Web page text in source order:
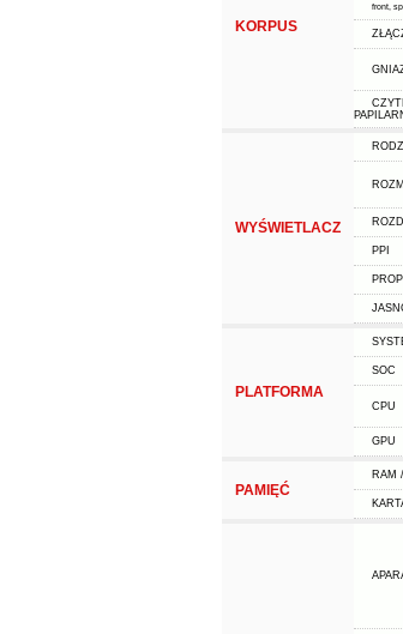
KORPUS
front,
WYŚWIETLACZ
PPI
PLATFORMA
SOC
CPU
GPU
PAMIĘĆ
RAM